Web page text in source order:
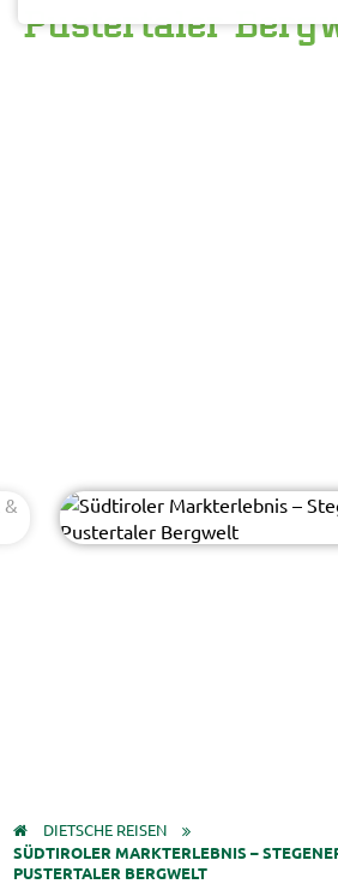
Pustertaler
DIETSCHE REISEN
SÜDTIROLER MARKTERLEBNIS –
PUSTERTALER BERGWELT